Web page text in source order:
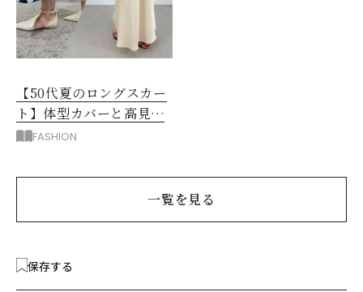
【50代夏のロングスカー
ト】体型カバーと高見え
を叶える4コーデ
FASHION
一覧を見る
保存する